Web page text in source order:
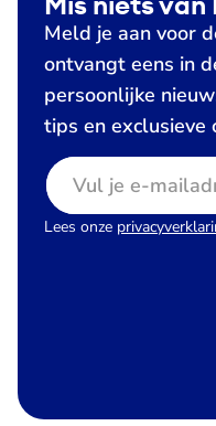
Meld je aan voor
ontvangt eens in
persoonlijke
tips en exclusieve
E-mailadres
Lees onze